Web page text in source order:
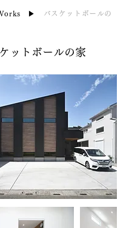
▶︎
バスケットボールの
ットボールの家